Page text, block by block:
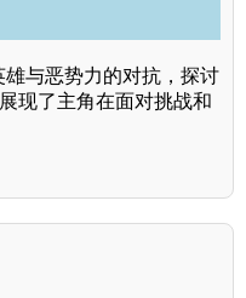
雄与恶势力的对抗，探讨
现了主角在面对挑战和